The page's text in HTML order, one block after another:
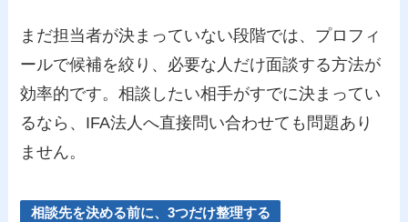
まだ担当者が決まっていない段階では、プロフィ
ールで候補を絞り、必要な人だけ面談する方法が
効率的です。相談したい相手がすでに決まってい
るなら、IFA法人へ直接問い合わせても問題あり
ません。
相談先を決める前に、3つだけ整理する